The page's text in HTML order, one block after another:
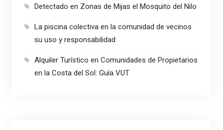
Detectado en Zonas de Mijas el Mosquito del Nilo
La piscina colectiva en la comunidad de vecinos
su uso y responsabilidad
Alquiler Turístico en Comunidades de Propietarios
en la Costa del Sol: Guía VUT